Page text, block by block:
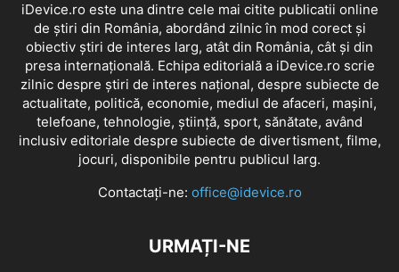
iDevice.ro este una dintre cele mai citite publicatii online
de știri din România, abordând zilnic în mod corect și
obiectiv știri de interes larg, atât din România, cât și din
presa internațională. Echipa editorială a iDevice.ro scrie
zilnic despre știri de interes național, despre subiecte de
actualitate, politică, economie, mediul de afaceri, mașini,
telefoane, tehnologie, știință, sport, sănătate, având
inclusiv editoriale despre subiecte de divertisment, filme,
jocuri, disponibile pentru publicul larg.
Contactați-ne: office@idevice.ro
URMAȚI-NE